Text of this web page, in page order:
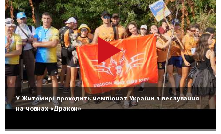
У Житомирі проходить чемпіонат України з веслування
на човнах «Дракон»